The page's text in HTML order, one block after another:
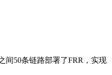
50条链路部署了FRR，实现